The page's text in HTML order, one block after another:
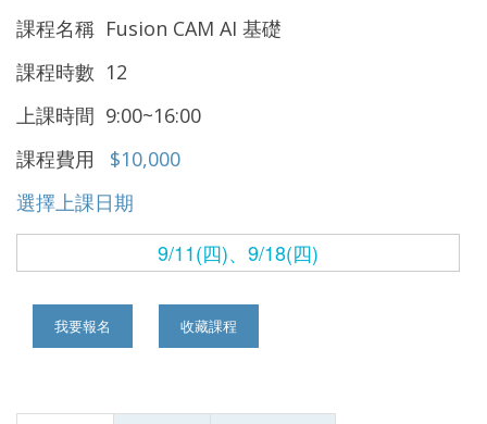
課程名稱 Fusion CAM AI 基礎
課程時數 12
上課時間 9:00~16:00
課程費用
$10,000
選擇上課日期
9/11(四)、9/18(四)
我要報名 收藏課程